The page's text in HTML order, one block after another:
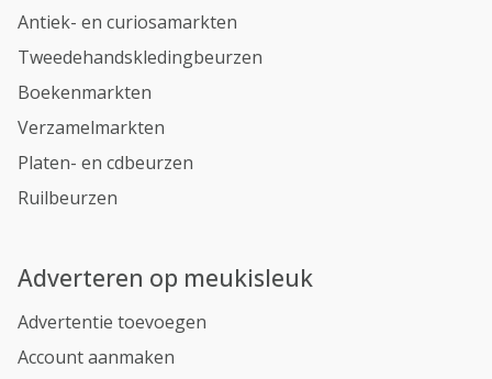
Antiek- en curiosamarkten
Tweedehandskledingbeurzen
Boekenmarkten
Verzamelmarkten
Platen- en cdbeurzen
Ruilbeurzen
Adverteren op meukisleuk
Advertentie toevoegen
Account aanmaken